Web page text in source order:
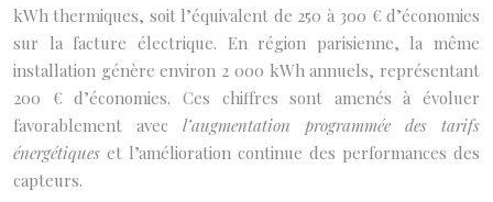
kWh thermiques, soit l’équivalent de 250 à 300 € d’économies
sur la facture électrique. En région parisienne, la même
installation génère environ 2 000 kWh annuels, représentant
200 € d’économies. Ces chiffres sont amenés à évoluer
favorablement avec l’augmentation programmée des tarifs
énergétiques et l’amélioration continue des performances des
capteurs.